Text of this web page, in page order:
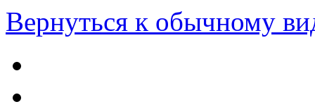
Вернуться к обычному